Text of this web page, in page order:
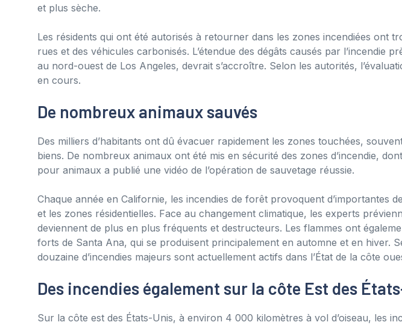
et plus sèche.
Les résidents qui ont été autorisés à retourner dans les zones incendiées ont
rues et des véhicules carbonisés. L’étendue des dégâts causés par l’incendie
au nord-ouest de Los Angeles, devrait s’accroître. Selon les autorités,
en cours.
De nombreux animaux sauvés
Des milliers d’habitants ont dû évacuer rapidement les zones touchées,
biens. De nombreux animaux ont été mis en sécurité des zones d’incendie,
pour animaux a publié une vidéo de l’opération de sauvetage réussie.
Chaque année en Californie, les incendies de forêt provoquent d’importantes
et les zones résidentielles. Face au changement climatique, les experts
deviennent de plus en plus fréquents et destructeurs. Les flammes ont
forts de Santa Ana, qui se produisent principalement en automne et en hiver.
douzaine d’incendies majeurs sont actuellement actifs dans l’État de la côte
Des incendies également sur la côte Est des
Sur la côte est des États-Unis, à environ 4 000 kilomètres à vol d’oiseau, les